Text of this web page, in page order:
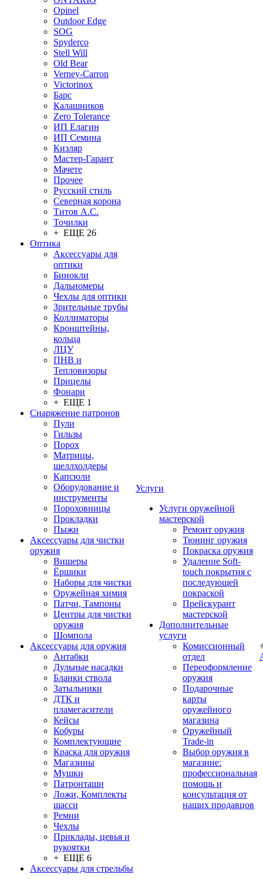
Opinel
Outdoor Edge
SOG
Spyderco
Stell Will
Old Bear
Verney-Carron
Victorinox
Барс
Калашников
Zero Tolerance
ИП Елагин
ИП Семина
Кизляр
Мастер-Гарант
Мачете
Прочее
Русский стиль
Северная корона
Титов А.С.
Точилки
+ ЕЩЕ 26
Оптика
Аксессуары для
оптики
Бинокли
Дальномеры
Чехлы для оптики
Зрительные трубы
Коллиматоры
Кронштейны,
кольца
ЛЦУ
ПНВ и
Тепловизоры
Прицелы
Фонари
+ ЕЩЕ 1
Снаряжение патронов
Пули
Гильзы
Порох
Матрицы,
шеллхолдеры
Капсюли
Оборудование и
инструменты
Пороховницы
Прокладки
Пыжи
Аксессуары для чистки
оружия
Вишеры
Ёршики
Наборы для чистки
Оружейная химия
Патчи, Тампоны
Центры для чистки
оружия
Шомпола
Аксессуары для оружия
Антабки
Дульные насадки
Бланки ствола
Затыльники
ДТК и
пламегасители
Кейсы
Кобуры
Комплектующие
Краска для оружия
Магазины
Мушки
Патронташи
Ложи, Комплекты
шасси
Ремни
Чехлы
Приклады, цевья и
рукоятки
+ ЕЩЕ 6
Аксессуары для стрельбы
Услуги
Услуги оружейной
мастерской
Ремонт оружия
Тюнинг оружия
Покраска оружия
Удаление Soft-
touch покрытия с
последующей
покраской
Прейскурант
мастерской
Дополнительные
услуги
Комиссионный
отдел
Переоформление
оружия
Подарочные
карты
оружейного
магазина
Оружейный
Trade-in
Выбор оружия в
магазине:
профессиональная
помощь и
консультация от
наших продавцов